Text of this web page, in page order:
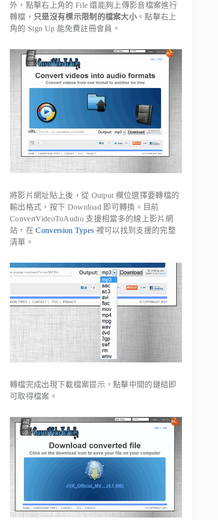
外，點擊右上角的 File 還能夠上傳影音檔案進行
轉檔， 只是沒有標示限制的檔案大小。點擊右上
角的 Sign Up 能免費註冊會員。
將影片網址貼上後，從 Output 欄位選擇要轉檔的
輸出格式，按下 Download 即可轉換。目前
ConvertVideoToAudio 支援相當多的線上影片網
站，在Conversion Types 裡可以找到支援的完整
清單。
轉檔完成出現下載檔案提示，點擊中間的鏈結即
可取得檔案。